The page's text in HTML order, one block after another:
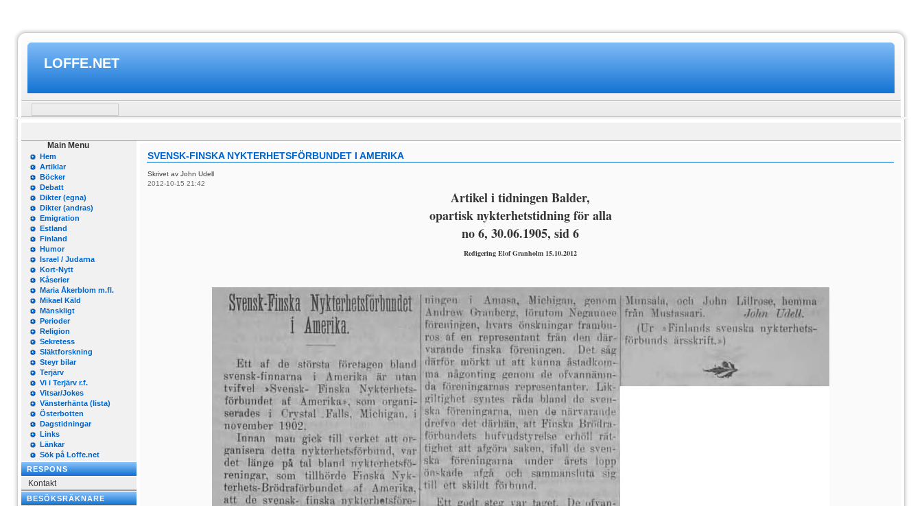
LOFFE.NET
Main Menu
Hem
Artiklar
Böcker
Debatt
Dikter (egna)
Dikter (andras)
Emigration
Estland
Finland
Humor
Israel / Judarna
Kort-Nytt
Kåserier
Maria Åkerblom m.fl.
Mikael Käld
Mänskligt
Perioder
Religion
Sekretess
Släktforskning
Steyr bilar
Terjärv
Vi i Terjärv r.f.
Vitsar/Jokes
Vänsterhänta (lista)
Österbotten
Dagstidningar
Links
Länkar
Sök på Loffe.net
RESPONS
Kontakt
BESÖKSRÄKNARE
SVENSK-FINSKA NYKTERHETSFÖRBUNDET I AMERIKA
Skrivet av John Udell
2012-10-15 21:42
Artikel i tidningen Balder,
opartisk nykterhetstidning för alla
no 6, 30.06.1905, sid 6
Redigering Elof Granholm 15.10.2012